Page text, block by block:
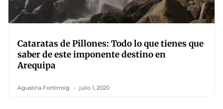
Cataratas de Pillones: Todo lo que tienes que
saber de este imponente destino en
Arequipa
Agustina Fontirroig julio 1, 2020